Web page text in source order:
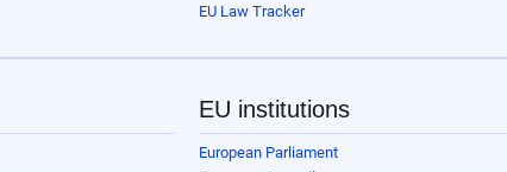
EU Law Tracker
EU institutions
European Parliament